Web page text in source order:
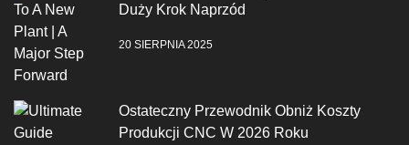
Duży Krok Naprzód
20 SIERPNIA 2025
Ostateczny Przewodnik Obniż Koszty
Produkcji CNC W 2026 Roku